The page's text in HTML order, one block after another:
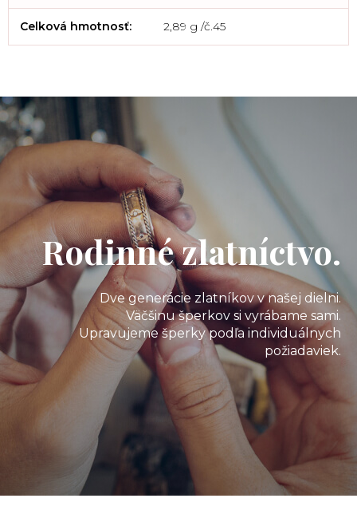
Celková hmotnosť: 2,89 g /č.45
Rodinné zlatníctvo.
Dve generácie zlatníkov v našej dielni.
Väčšinu šperkov si vyrábame sami.
Upravujeme šperky podľa individuálnych
požiadaviek.